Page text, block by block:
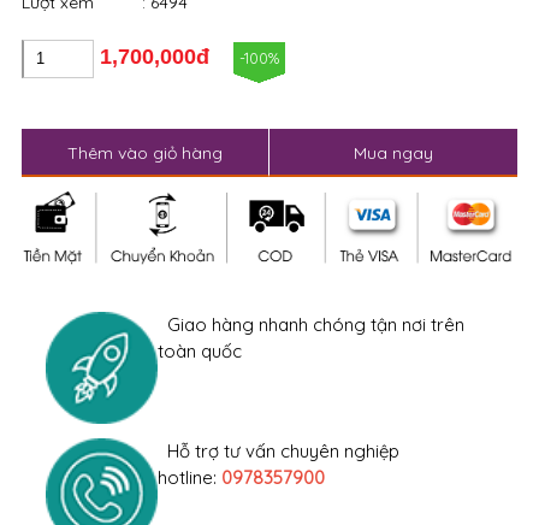
1,700,000đ -100%
Thêm vào giỏ hàng Mua ngay
Giao hàng nhanh chóng tận nơi trên
toàn quốc
Hỗ trợ tư vấn chuyên nghiệp
hotline: 0978357900